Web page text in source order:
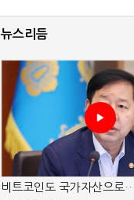
뉴스리듬
비트코인도 국가자산으로